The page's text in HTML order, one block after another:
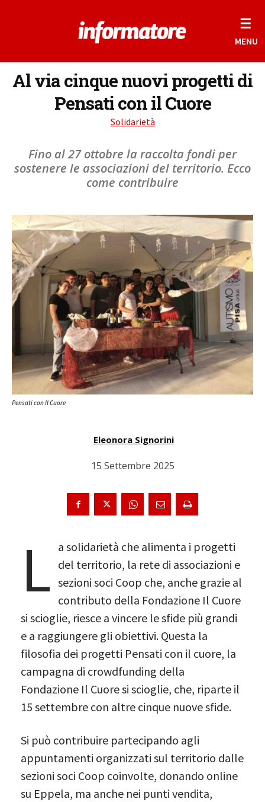
☰
MENU
Al via cinque nuovi progetti di
Pensati con il Cuore
Solidarietà
Fino al 27 ottobre la raccolta fondi per
sostenere le associazioni del territorio. Ecco
come contribuire
Pensati con Il Cuore
Eleonora Signorini
15 Settembre 2025
L a solidarietà che alimenta i progetti
del territorio, la rete di associazioni e
sezioni soci Coop che, anche grazie al
contributo della Fondazione Il Cuore
si scioglie, riesce a vincere le sfide più grandi
e a raggiungere gli obiettivi. Questa la
filosofia dei progetti Pensati con il cuore, la
campagna di crowdfunding della
Fondazione Il Cuore si scioglie, che, riparte il
15 settembre con altre cinque nuove sfide.
Si può contribuire partecipando agli
appuntamenti organizzati sul territorio dalle
sezioni soci Coop coinvolte, donando online
su Eppela, ma anche nei punti vendita,